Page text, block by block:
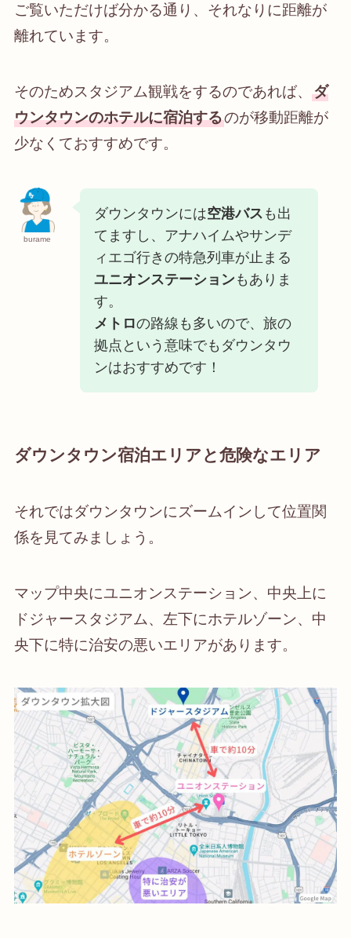
ご覧いただけば分かる通り、それなりに距離が
離れています。
そのためスタジアム観戦をするのであれば、 ダ
ウンタウンのホテルに宿泊するのが移動距離が
少なくておすすめです。
burame
ダウンタウンには空港バス も出
てますし、アナハイムやサンデ
ィエゴ行きの特急列車が止まる
ユニオンステーション もありま
す。
メトロの路線も多いので、旅の
拠点という意味でもダウンタウ
ンはおすすめです！
ダウンタウン宿泊エリアと危険なエリア
それではダウンタウンにズームインして位置関
係を見てみましょう。
マップ中央にユニオンステーション、中央上に
ドジャースタジアム、左下にホテルゾーン、中
央下に特に治安の悪いエリアがあります。